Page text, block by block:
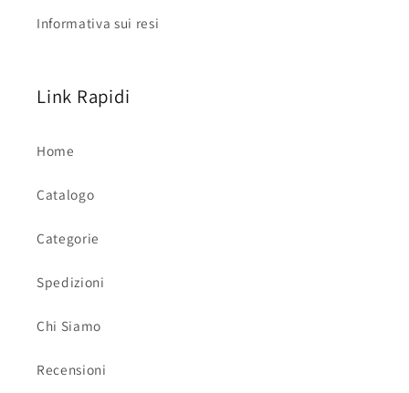
Informativa sui resi
Link Rapidi
Home
Catalogo
Categorie
Spedizioni
Chi Siamo
Recensioni